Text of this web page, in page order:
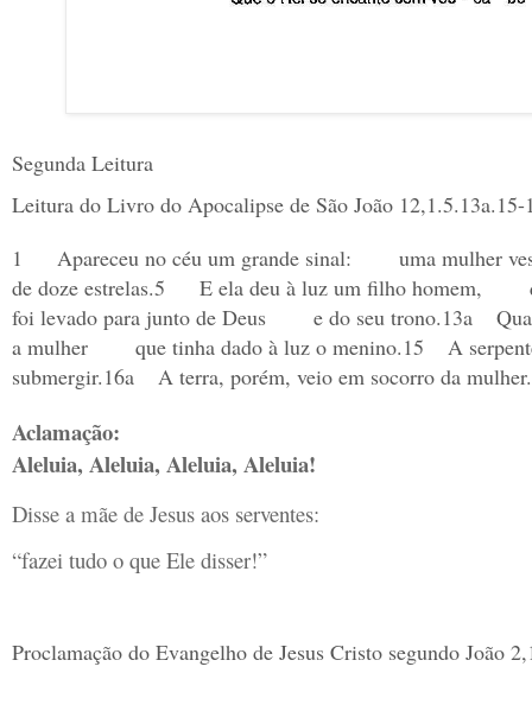
Segunda Leitura
Leitura do Livro do Apocalipse de São João 12,1.5.13a.15-
1
Apareceu no céu um grande sinal:
uma mulher
de doze estrelas.5 E ela deu à luz um filho homem,
foi levado para junto de Deus
e do seu trono.13a
a mulher
que tinha dado à luz o menino.15
A
submergir.16a A terra, porém, veio em socorro da mulher.
Aclamação:
Aleluia, Aleluia, Aleluia, Aleluia!
Disse a mãe de Jesus aos serventes:
“fazei tudo o que Ele disser!”
Proclamação do Evangelho de Jesus Cristo segundo João